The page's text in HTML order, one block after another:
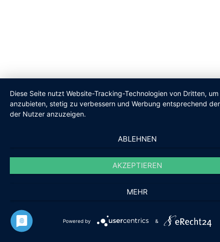
Diese Seite nutzt Website-Tracking-Technologien von Dritten,
anzubieten, stetig zu verbessern und Werbung entsprechend
der Nutzer anzuzeigen.
ABLEHNEN
AKZEPTIEREN
MEHR
Powered by &